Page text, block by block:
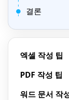
결론
엑셀 작성 팁
PDF 작성 팁
워드 문서 작